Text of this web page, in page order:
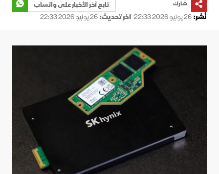
شارك
تابع آخر الأخبار على واتساب
نُشر:26 يونيو 2026 22:33 آخر تحديث:26 يونيو 2026 22:33